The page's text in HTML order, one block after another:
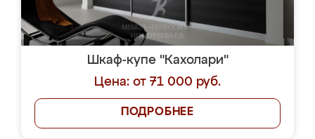
Шкаф-купе "Кахолари"
Цена: от 71 000 руб.
ПОДРОБНЕЕ